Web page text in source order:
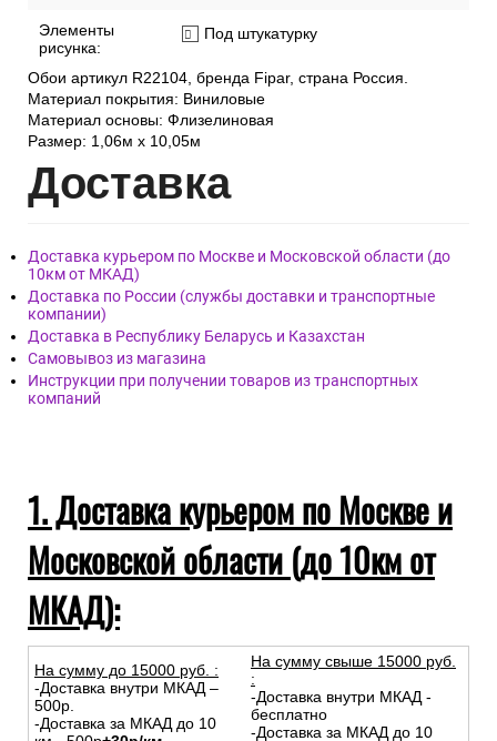
Элементы
рисунка:
Под штукатурку
Обои артикул R22104, бренда Fipar, страна Россия.
Материал покрытия: Виниловые
Материал основы: Флизелиновая
Размер: 1,06м х 10,05м
Доставка
Доставка курьером по Москве и Московской области (до
10км от МКАД)
Доставка по России (службы доставки и транспортные
компании)
Доставка в Республику Беларусь и Казахстан
Самовывоз из магазина
Инструкции при получении товаров из транспортных
компаний
1. Доставка курьером по Москве и
Московской области (до 10км от
МКАД):
На сумму до 15000 руб. :
-Доставка внутри МКАД –
500р.
-Доставка за МКАД до 10
На сумму свыше 15000 руб.
:
-Доставка внутри МКАД -
бесплатно
-Доставка за МКАД до 10